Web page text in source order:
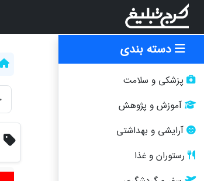
دسته بندی
پزشکی و سلامت
آموزش و پژوهش
آرایشی و بهداشتی
رستوران و غذا